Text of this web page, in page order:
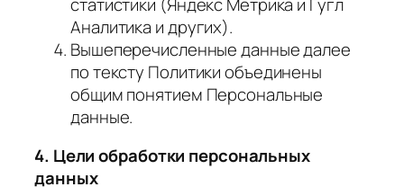
Аналитика и других).
Вышеперечисленные данные далее
по тексту Политики объединены
общим понятием Персональные
данные.
4. Цели обработки персональных
данных